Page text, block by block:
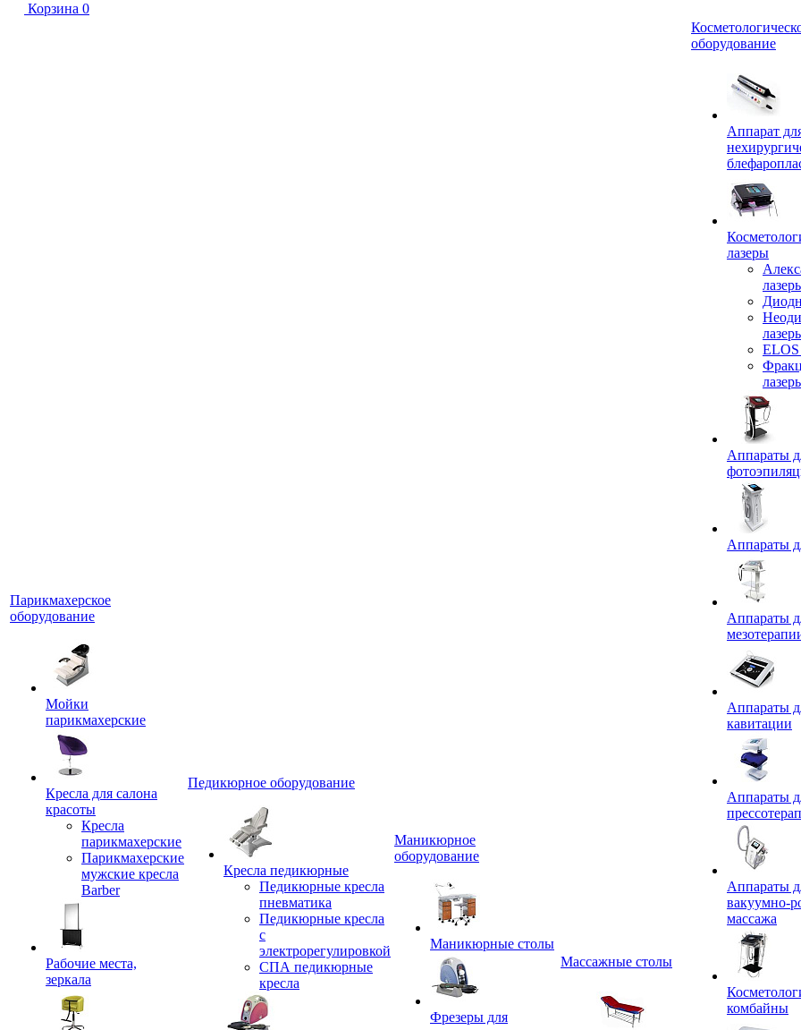
Корзина 0
Парикмахерское
оборудование
Мойки
парикмахерские
Кресла для салона
красоты
Кресла
парикмахерские
Парикмахерские
мужские кресла
Barber
Рабочие места,
зеркала
Педикюрное оборудование
Кресла педикюрные
Педикюрные кресла
пневматика
Педикюрные кресла
с
электрорегулировкой
СПА педикюрные
кресла
Маникюрное
оборудование
Маникюрные столы
Фрезеры для
Массажные столы
оборудование
Аппарат
лазеры
Аппараты
Аппараты
Аппараты
Аппараты
кавитации
Аппараты
Аппараты
вакуумно-
массажа
комбайны